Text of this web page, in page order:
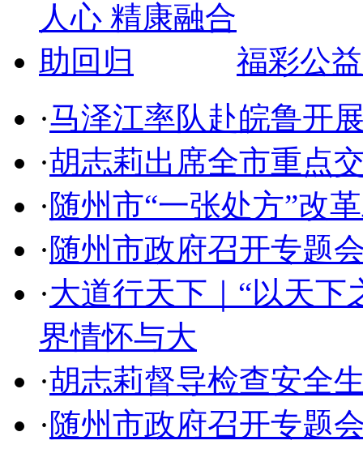
福彩公
·马泽江率队赴皖鲁开
·胡志莉出席全市重点
·随州市“一张处方”改
·随州市政府召开专题
·大道行天下｜“以天
界情怀与大
·胡志莉督导检查安全
·随州市政府召开专题